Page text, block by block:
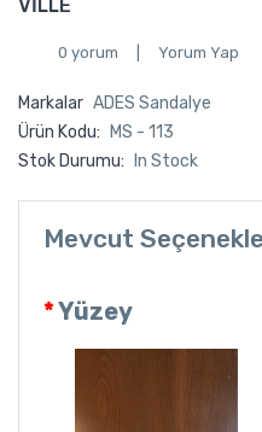
VİLLE
0 yorum Yorum Yap
Markalar ADES Sandalye
Ürün Kodu:
MS - 113
Stok Durumu:
In Stock
Mevcut
Yüzey